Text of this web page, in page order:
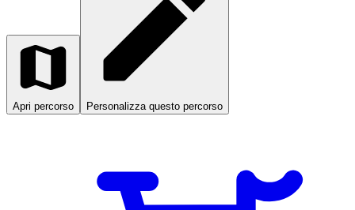
Apri percorso Personalizza questo percorso